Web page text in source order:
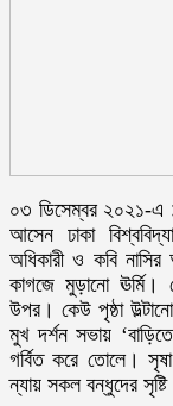
০৩ ডিসেম্বর ২০২১-এ
আসেন ঢাকা
অধিকারী ও কবি
কাগজে মুড়ানো ঊর্মি।
উপর। কেউ পৃষ্ঠা
মুখ দর্শন সভায়
গর্বিত করে তোলে।
ন্যায় সকল বন্ধুদের